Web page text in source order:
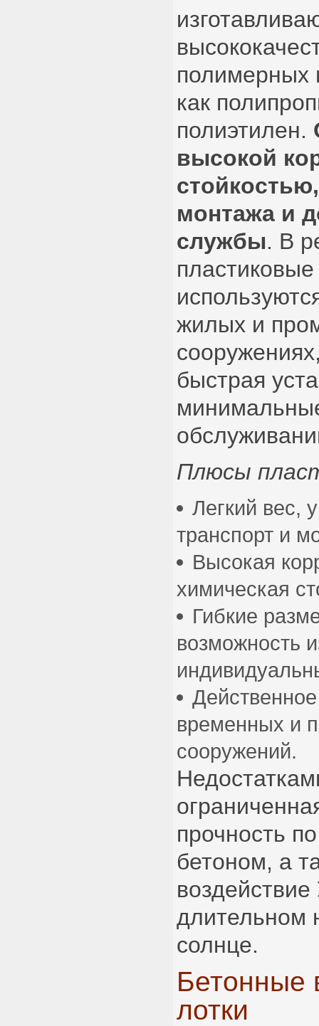
полимерных
как
полиэтилен.
высокой
монтажа и
службы. В
жилых и
быстрая
Плюсы
Легкий вес,
транспорт и
Высокая
химическая
Гибкие
возможность
временных и
сооружений.
прочность
бетоном, а
длительном
солнце.
Бетонные
лотки